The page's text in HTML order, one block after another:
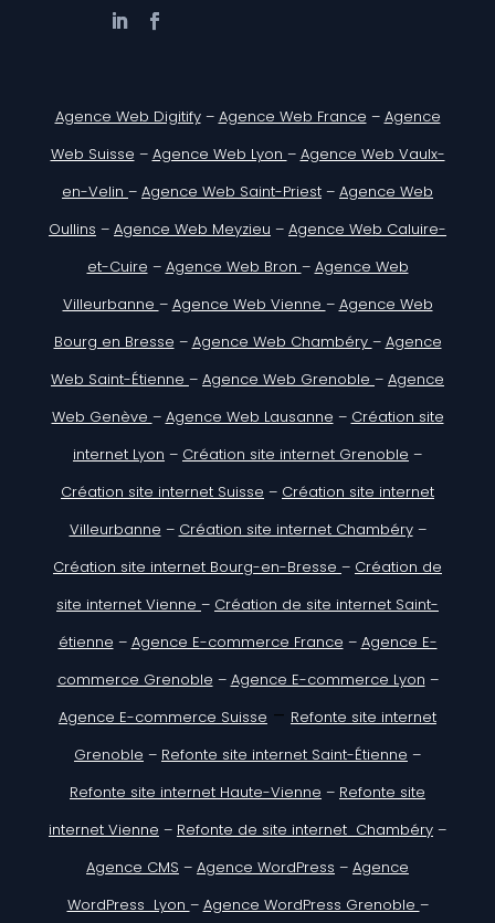
Agence Web Digitify– Agence Web France – Agence
Web Suisse – Agence Web Lyon – Agence Web Vaulx-
en-Velin – Agence Web Saint-Priest – Agence Web
Oullins – Agence Web Meyzieu – Agence Web Caluire-
et-Cuire – Agence Web Bron – Agence Web
Villeurbanne – Agence Web Vienne – Agence Web
Bourg en Bresse – Agence Web Chambéry – Agence
Web Saint-Étienne – Agence Web Grenoble – Agence
Web Genève – Agence Web Lausanne – Création site
internet Lyon – Création site internet Grenoble –
Création site internet Suisse – Création site internet
Villeurbanne – Création site internet Chambéry–
Création site internet Bourg-en-Bresse – Création de
site internet Vienne – Création de site internet Saint-
étienne – Agence E-commerce France – Agence E-
commerce Grenoble – Agence E-commerce Lyon –
Agence E-commerce Suisse – Refonte site internet
Grenoble – Refonte site internet Saint-Étienne –
Refonte site internet Haute-Vienne – Refonte site
internet Vienne – Refonte de site internet Chambéry –
Agence CMS – Agence WordPress – Agence
WordPress Lyon – Agence WordPress Grenoble –